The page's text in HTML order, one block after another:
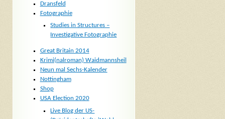
Dransfeld
Fotographie
Studies in Structures –
Investigative Fotographie
Great Britain 2014
Krimi(nalroman) Waidmannsheil
Neun mal Sechs-Kalender
Nottingham
Shop
USA Election 2020
Live Blog der US-